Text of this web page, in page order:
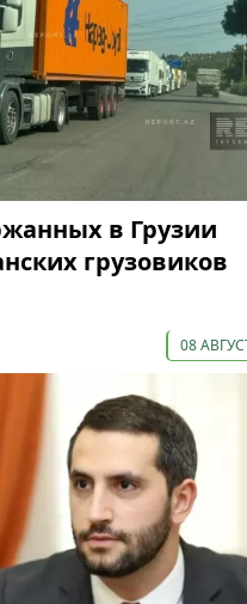
в Грузии
грузовиков
08